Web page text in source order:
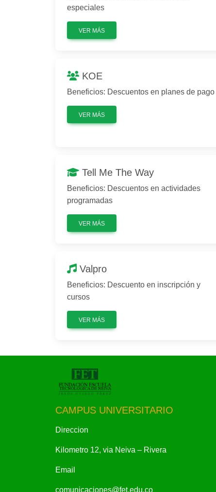
especiales
VER MÁS
KOE
Beneficios: Descuentos en planes de pago
VER MÁS
Tell Me The Way
Beneficios: Descuentos en actividades
programadas
VER MÁS
Valpro
Beneficios: Descuento en inscripción y
cursos
VER MÁS
CAMPUS UNIVERSITARIO
Direccion
Kilometro 12, via Neiva – Rivera
Email
comunicaciones@fet.edu.co